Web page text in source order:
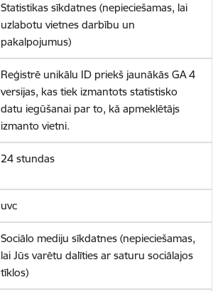
Statistikas sīkdatnes (nepieciešamas, lai
uzlabotu vietnes darbību un
pakalpojumus)
Reģistrē unikālu ID priekš jaunākās GA 4
versijas, kas tiek izmantots statistisko
datu iegūšanai par to, kā apmeklētājs
izmanto vietni.
24 stundas
uvc
Sociālo mediju sīkdatnes (nepieciešamas,
lai Jūs varētu dalīties ar saturu sociālajos
tīklos)